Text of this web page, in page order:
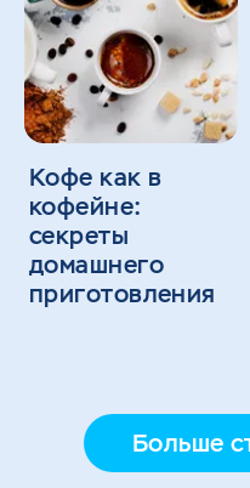
Кофе как в
кофейне:
секреты
домашнего
приготовления
Больше